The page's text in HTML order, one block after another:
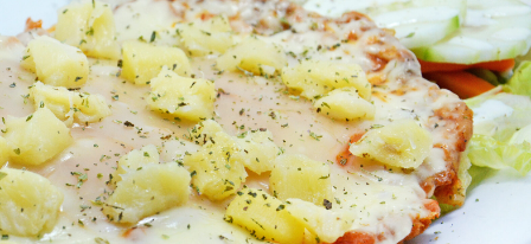
Las
opciones
se
pueden
elegir
en
la
página
de